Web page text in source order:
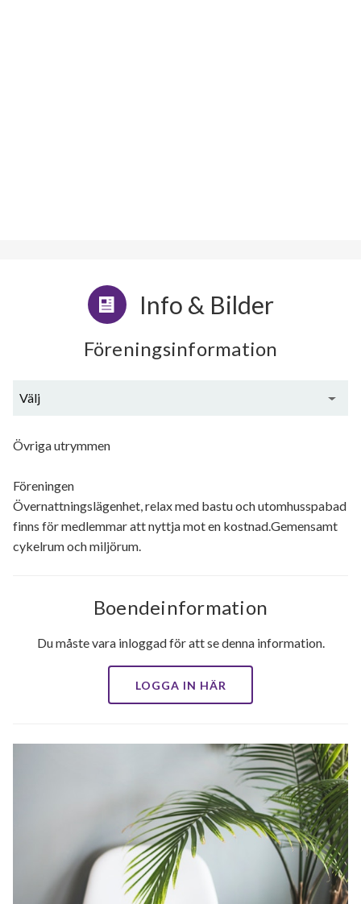
Info & Bilder
Föreningsinformation
Välj
Övriga utrymmen
Föreningen
Övernattningslägenhet, relax med bastu och utomhusspabad
finns för medlemmar att nyttja mot en kostnad.Gemensamt
cykelrum och miljörum.
Boendeinformation
Du måste vara inloggad för att se denna information.
LOGGA IN HÄR